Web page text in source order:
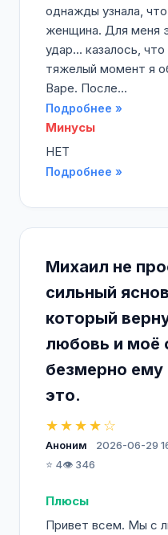
однажды узнала, что
женщина. Для меня
удар... казалось,
тяжелый момент я
Варе. После...
Подробнее »
Минусы
НЕТ
Подробнее »
Михаил не
сильный
который
любовь и моё
безмерно ему
это.
★★★★☆
Аноним
2026-06-29
⭐ 4👁️ 346
Плюсы
Привет всем. Мы с